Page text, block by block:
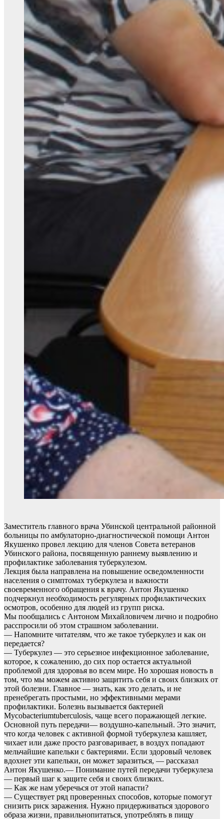
Заместитель главного врача Убинской центральной районной
больницы по амбулаторно-диагностической помощи Антон
Якушенко провел лекцию для членов Совета ветеранов
Убинского района, посвященную раннему выявлению и
профилактике заболевания туберкулезом.
Лекция была направлена на повышение осведомленности
населения о симптомах туберкулеза и важности
своевременного обращения к врачу. Антон Якушенко
подчеркнул необходимость регулярных профилактических
осмотров, особенно для людей из групп риска.
Мы пообщались с Антоном Михайловичем лично и подробно
расспросили об этом страшном заболевании.
— Напомните читателям, что же такое туберкулез и как он
передается?
— Туберкулез — это серьезное инфекционное заболевание,
которое, к сожалению, до сих пор остается актуальной
проблемой для здоровья во всем мире. Но хорошая новость в
том, что мы можем активно защитить себя и своих близких от
этой болезни. Главное — знать, как это делать, и не
пренебрегать простыми, но эффективными мерами
профилактики. Болезнь вызывается бактерией
Mycobacteriumtuberculosis, чаще всего поражающей легкие.
Основной путь передачи— воздушно-капельный. Это значит,
что когда человек с активной формой туберкулеза кашляет,
чихает или даже просто разговаривает, в воздух попадают
мельчайшие капельки с бактериями. Если здоровый человек
вдохнет эти капельки, он может заразиться, — рассказал
Антон Якушенко.— Понимание путей передачи туберкулеза
— первый шаг к защите себя и своих близких.
— Как же нам уберечься от этой напасти?
— Существует ряд проверенных способов, которые помогут
снизить риск заражения. Нужно придерживаться здорового
образа жизни, правильнопитаться, употреблять в пищу